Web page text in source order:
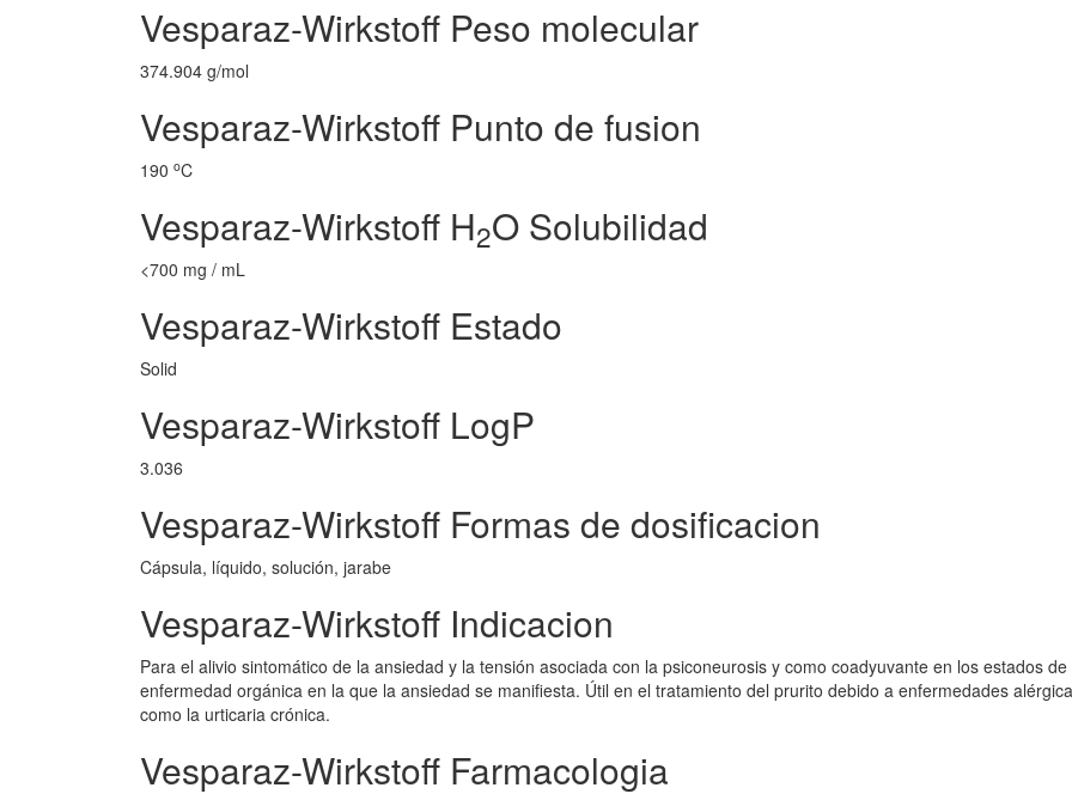
Vesparaz-Wirkstoff Peso molecular
374.904 g/mol
Vesparaz-Wirkstoff Punto de fusion
190 oC
Vesparaz-Wirkstoff H2O Solubilidad
<700 mg / mL
Vesparaz-Wirkstoff Estado
Solid
Vesparaz-Wirkstoff LogP
3.036
Vesparaz-Wirkstoff Formas de dosificacion
Cápsula, líquido, solución, jarabe
Vesparaz-Wirkstoff Indicacion
Para el alivio sintomático de la ansiedad y la tensión asociada con la psiconeurosis y como coadyuvante en los estados de
enfermedad orgánica en la que la ansiedad se manifiesta. Útil en el tratamiento del prurito debido a enfermedades
como la urticaria crónica.
Vesparaz-Wirkstoff Farmacologia